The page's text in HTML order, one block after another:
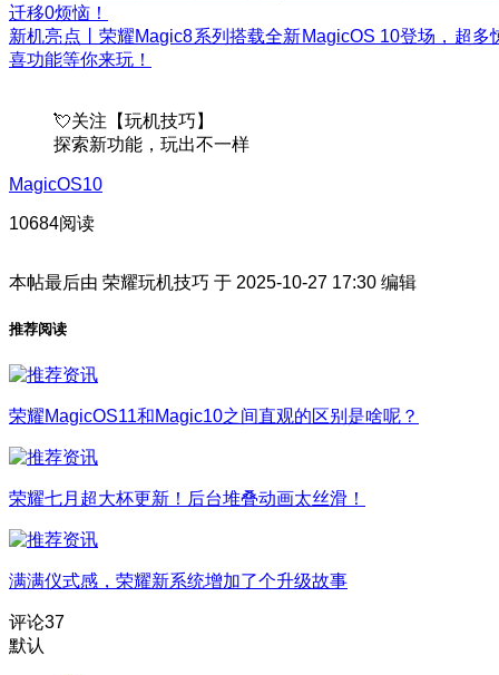
迁移0烦恼！
新机亮点丨荣耀Magic8系列搭载全新MagicOS 10登场，超多
喜功能等你来玩！
💘关注【玩机技巧】
探索新功能，玩出不一样
MagicOS10
10684阅读
本帖最后由 荣耀玩机技巧 于 2025-10-27 17:30 编辑
推荐阅读
荣耀MagicOS11和Magic10之间直观的区别是啥呢？
荣耀七月超大杯更新！后台堆叠动画太丝滑！
满满仪式感，荣耀新系统增加了个升级故事
评论37
默认